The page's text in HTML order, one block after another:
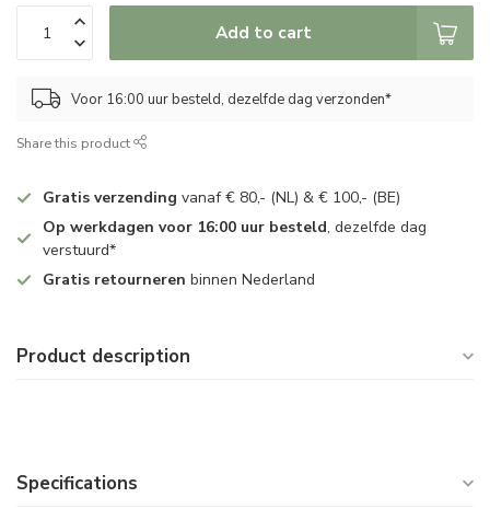
Add to cart
Voor 16:00 uur besteld, dezelfde dag verzonden*
Share this product
Gratis verzending vanaf € 80,- (NL) & € 100,- (BE)
Op werkdagen voor 16:00 uur besteld, dezelfde dag
verstuurd*
Gratis retourneren binnen Nederland
Product description
Specifications